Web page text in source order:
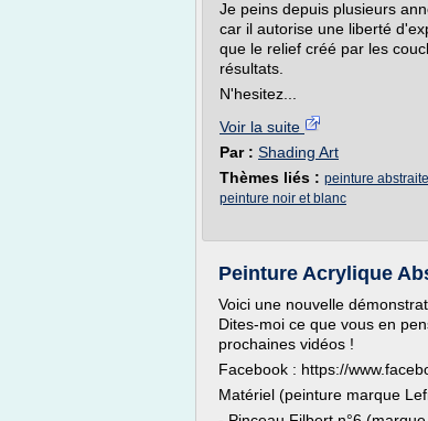
Je peins depuis plusieurs
car il autorise une liberté
que le relief créé par les
résultats.
N'hesitez...
Voir la suite
Par : Shading Art
Thèmes liés : peinture
peinture noir et blanc
Peinture Acrylique
Voici une nouvelle
Dites-moi ce que vous en
prochaines vidéos !
Facebook : https://
Matériel (peinture marque